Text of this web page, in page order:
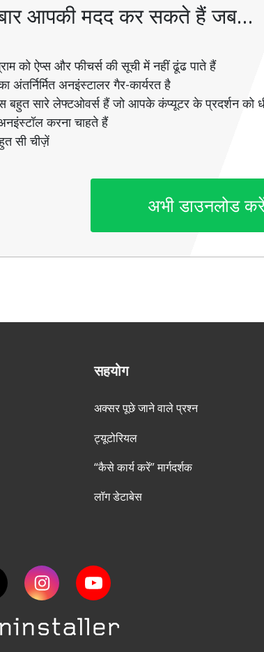
आपकी मदद कर सकते हैं जब…
को ऐप्स और फीचर्स की सूची में नहीं ढूंढ पाते हैं
अंतर्निर्मित अनइंस्टालर गैर-कार्यरत है
बहुत सारे लेफ्टओवर्स हैं जो आपके कंप्यूटर के प्रदर्शन को
करना चाहते हैं
सी चीज़ें
अभी डाउनलोड
सहयोग
अक्सर पूछे जाने वाले प्रश्न
ट्यूटोरियल
“कैसे कार्य करें” मार्गदर्शक
लॉग डेटाबेस